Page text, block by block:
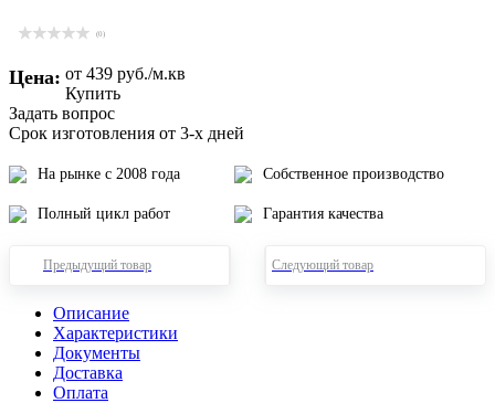
(0)
Цена: от 439 руб./м.кв
Купить
Задать вопрос
Срок изготовления от 3-х дней
На рынке с 2008 года Собственное производство
Полный цикл работ Гарантия качества
Предыдущий товар Следующий товар
Описание
Характеристики
Документы
Доставка
Оплата